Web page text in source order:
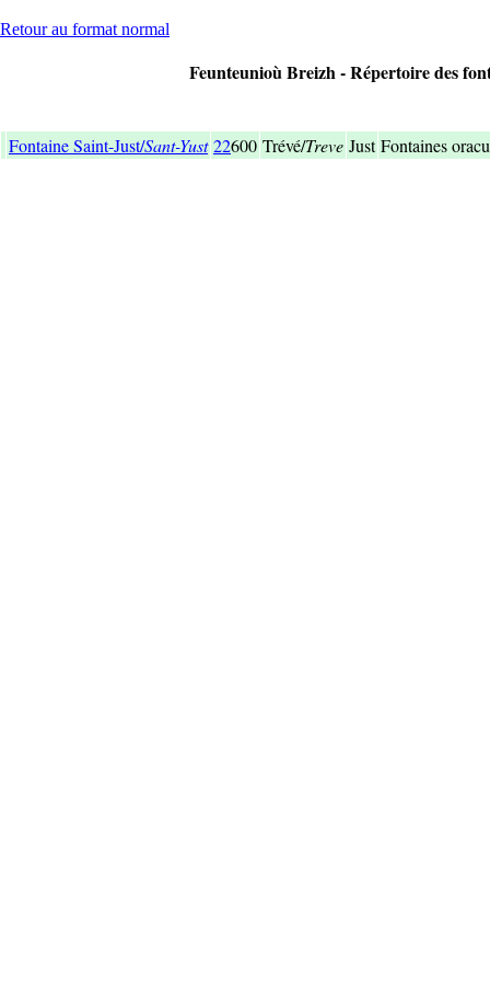
Retour au format normal
Feunteunioù Breizh - Répertoire des
Fontaine Saint-Just/Sant-Yust 22600 Trévé/Treve Just Fontaines